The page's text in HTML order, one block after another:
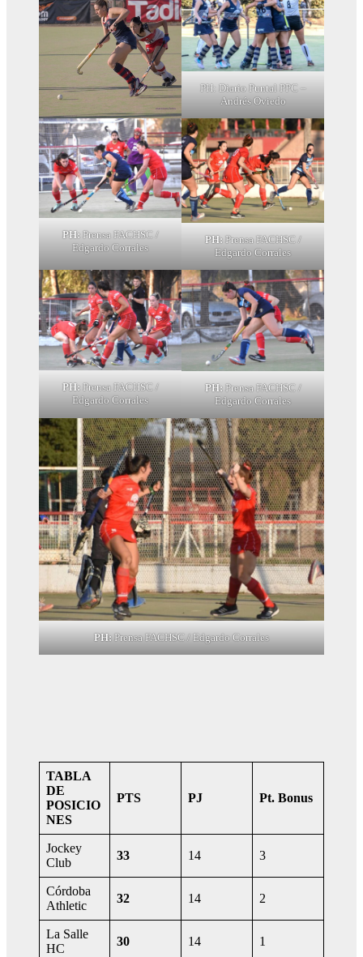
PH: Diario Puntal PPC –
Andrés Oviedo
PH:Prensa FACHSC /
Edgardo Corrales
PH:Prensa FACHSC /
Edgardo Corrales
PH:Prensa FACHSC /
Edgardo Corrales
PH:Prensa FACHSC /
Edgardo Corrales
PH:Prensa FACHSC / Edgardo Corrales
TABLA
DE
POSICIO
NES
PTS PJ Pt. Bonus
Jockey
Club
33 14 3
Córdoba
Athletic
32 14 2
La Salle
HC
30 14 1